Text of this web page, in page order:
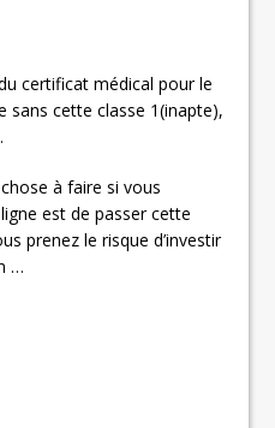
certificat médical pour le
sans cette classe 1(inapte),
à faire si vous
est de passer cette
prenez le risque d’investir
…